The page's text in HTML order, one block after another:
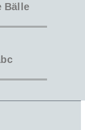
Bälle